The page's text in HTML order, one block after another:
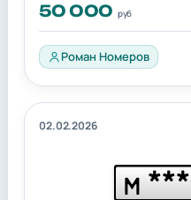
50 000 руб
Роман Номеров
02.02.2026
М ***